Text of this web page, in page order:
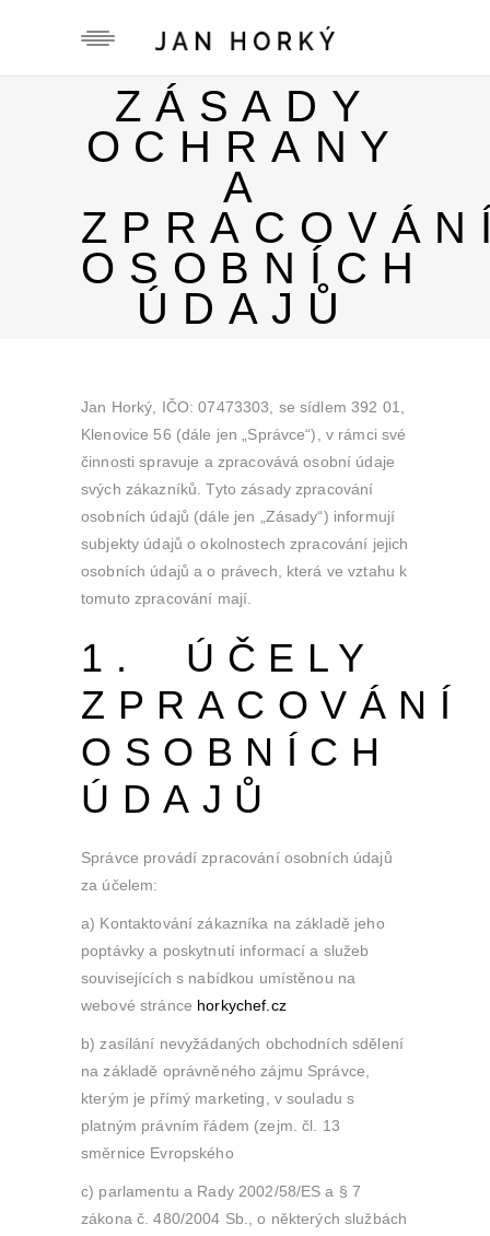
ZÁSADY
OCHRANY
A
OSOBNÍCH
ÚDAJŮ
Jan Horký, IČO: 07473303, se sídlem 392 01,
Klenovice 56 (dále jen „Správce“), v rámci své
činnosti spravuje a zpracovává osobní údaje
svých zákazníků. Tyto zásady zpracování
osobních údajů (dále jen „Zásady“) informují
subjekty údajů o okolnostech zpracování jejich
osobních údajů a o právech, která ve vztahu k
tomuto zpracování mají.
1. ÚČELY
ZPRACOVÁNÍ
OSOBNÍCH
ÚDAJŮ
Správce provádí zpracování osobních údajů
za účelem:
a) Kontaktování zákazníka na základě jeho
poptávky a poskytnutí informací a služeb
souvisejících s nabídkou umístěnou na
webové stránce horkychef.cz
b) zasílání nevyžádaných obchodních sdělení
na základě oprávněného zájmu Správce,
kterým je přímý marketing, v souladu s
platným právním řádem (zejm. čl. 13
směrnice Evropského
c) parlamentu a Rady 2002/58/ES a § 7
zákona č. 480/2004 Sb., o některých službách